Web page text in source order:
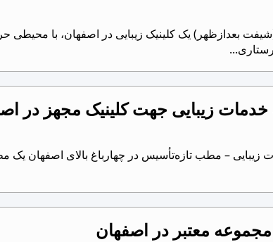
بعدازظهر) یک کلینیک زیبایی در اصفهان، با محیطی
زیبایی جهت کلینیک مجهز در
– مطب تازه‌تأسیس در چهارباغ بالای اصفهان یک
معتبر در اصفهان